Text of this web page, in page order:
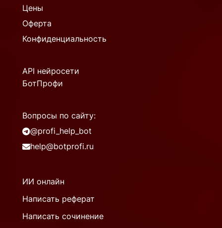
Цены
Оферта
Конфиденциальность
API нейросети
БотПрофи
Вопросы по сайту:
@profi_help_bot
help@botprofi.ru
ИИ онлайн
Написать реферат
Написать сочинение